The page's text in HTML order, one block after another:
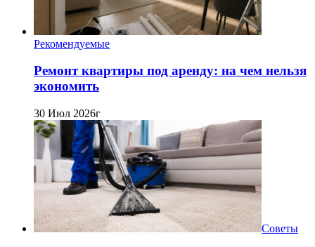
Рекомендуемые
Ремонт квартиры под аренду: на чем нельзя
экономить
30 Июл 2026г
Советы